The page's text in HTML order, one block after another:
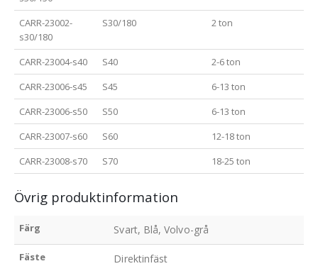
CARR-23002-
s30/180
S30/180 2 ton
CARR-23004-s40 S40
2-6 ton
CARR-23006-s45
S45
6-13 ton
CARR-23006-s50
S50
6-13 ton
CARR-23007-s60
S60
12-18 ton
CARR-23008-s70
S70 18-25 ton
Övrig produktinformation
Färg Svart, Blå, Volvo-grå
Fäste Direktinfäst